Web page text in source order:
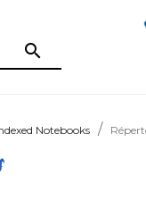
search
Notebooks